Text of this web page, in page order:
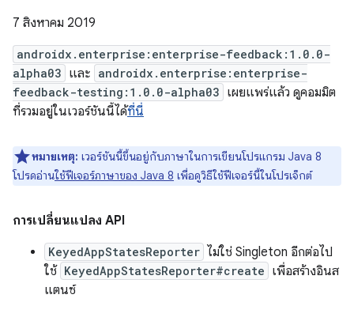
7 สิงหาคม 2019
androidx.enterprise:enterprise-feedback:1.0.0-
alpha03 และ androidx.enterprise:enterprise-
feedback-testing:1.0.0-alpha03 เผยแพร่แล้ว ดูคอมมิต
ที่รวมอยู่ในเวอร์ชันนี้ได้ที่นี่
หมายเหตุ: เวอร์ชันนี้ขึ้นอยู่กับภาษาในการเขียนโปรแกรม Java 8
โปรดอ่านใช้ฟีเจอร์ภาษาของ Java 8 เพื่อดูวิธีใช้ฟีเจอร์นี้ในโปรเจ็กต์
การเปลี่ยนแปลง API
KeyedAppStatesReporter ไม่ใช่ Singleton อีกต่อไป
ใช้ KeyedAppStatesReporter#create เพื่อสร้างอินส
แตนซ์